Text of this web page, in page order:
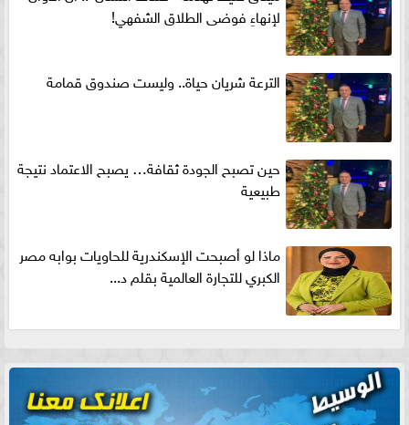
لإنهاءِ فوضى الطلاق الشفهي!
الترعة شريان حياة.. وليست صندوق قمامة
حين تصبح الجودة ثقافة… يصبح الاعتماد نتيجة
طبيعية
ماذا لو أصبحت الإسكندرية للحاويات بوابه مصر
الكبري للتجارة العالمية بقلم د...